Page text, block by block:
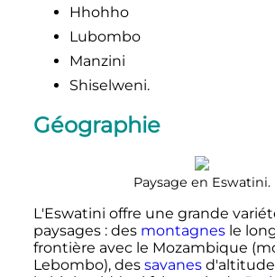
Hhohho
Lubombo
Manzini
Shiselweni.
Géographie
Paysage en Eswatini.
L'Eswatini offre une grande
paysages : des montagnesle
frontière avec le Mozambique
Lebombo), des savanesd'altitude